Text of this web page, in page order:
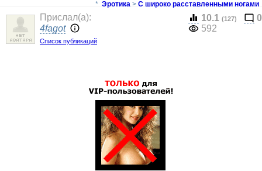
* Эротика > С широко расставленными ногами
Прислал(a):
4fagot
Список публикаций
10.1 (127)
0
592